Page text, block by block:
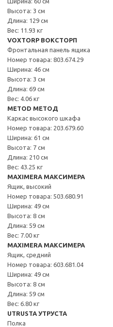
Высота: 3 см
Длина: 129 см
Вес: 11.93 кг
VOXTORP ВОКСТОРП
Фронтальная панель ящика
Номер товара: 803.674.29
Ширина: 46 см
Высота: 3 см
Длина: 69 см
Вес: 4.06 кг
METOD МЕТОД
Каркас высокого шкафа
Номер товара: 203.679.60
Ширина: 61 см
Высота: 7 см
Длина: 210 см
Вес: 43.25 кг
MAXIMERA МАКСИМЕРА
Ящик, высокий
Номер товара: 503.680.91
Ширина: 49 см
Высота: 8 см
Длина: 59 см
Вес: 7.00 кг
MAXIMERA МАКСИМЕРА
Ящик, средний
Номер товара: 603.681.04
Ширина: 49 см
Высота: 8 см
Длина: 59 см
Вес: 6.80 кг
UTRUSTA УТРУСТА
Полка